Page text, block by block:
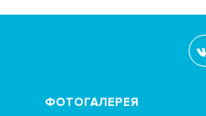
ФОТОГАЛЕРЕЯ